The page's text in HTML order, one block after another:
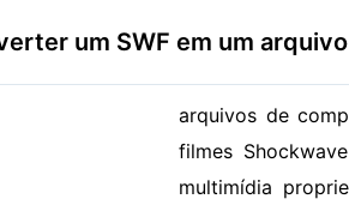
um SWF em um
arquivos de
filmes
multimídia